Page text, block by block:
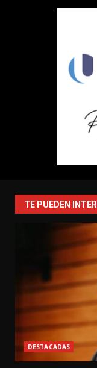
TE PUEDEN
DESTACADAS